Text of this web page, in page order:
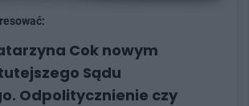
Cok nowym
Sądu
Odpolitycznienie czy